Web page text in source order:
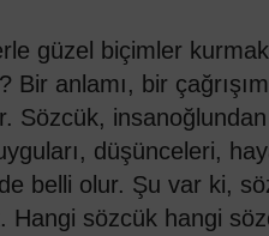
güzel biçimler
Bir anlamı, bir
Sözcük,
düşünceleri,
belli olur. Şu var ki,
Hangi sözcük hangi